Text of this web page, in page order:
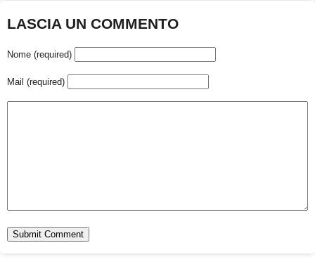
LASCIA UN COMMENTO
Nome (required)
Mail (required)